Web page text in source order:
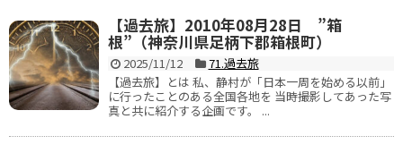
【過去旅】2010年08月28日 ”箱
根”（神奈川県足柄下郡箱根町）
2025/11/12
71.過去旅
【過去旅】とは 私、静村が「日本一周を始める以前」
に行ったことのある全国各地を 当時撮影してあった写
真と共に紹介する企画です。 ...